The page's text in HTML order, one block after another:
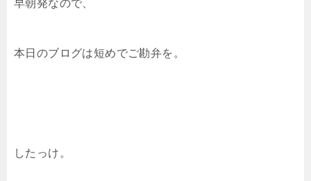
早朝発なので、
本日のブログは短めでご勘弁を。
したっけ。